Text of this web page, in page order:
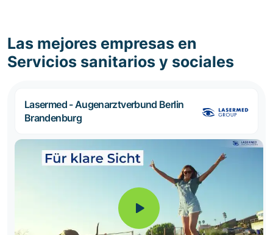
Las mejores empresas en
Servicios sanitarios y sociales
Lasermed - Augenarztverbund Berlin
Brandenburg